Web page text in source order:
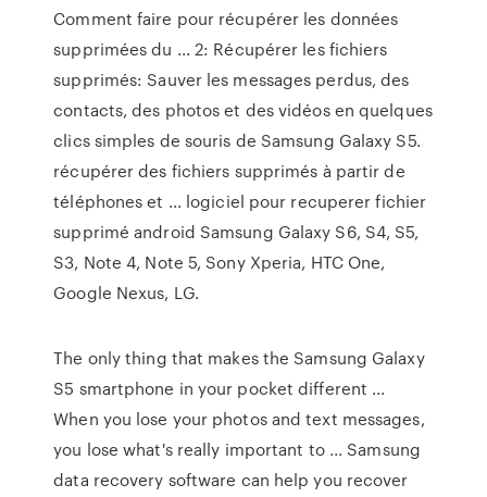
Comment faire pour récupérer les données
supprimées du ... 2: Récupérer les fichiers
supprimés: Sauver les messages perdus, des
contacts, des photos et des vidéos en quelques
clics simples de souris de Samsung Galaxy S5.
récupérer des fichiers supprimés à partir de
téléphones et ... logiciel pour recuperer fichier
supprimé android Samsung Galaxy S6, S4, S5,
S3, Note 4, Note 5, Sony Xperia, HTC One,
Google Nexus, LG.
The only thing that makes the Samsung Galaxy
S5 smartphone in your pocket different ...
When you lose your photos and text messages,
you lose what's really important to ... Samsung
data recovery software can help you recover